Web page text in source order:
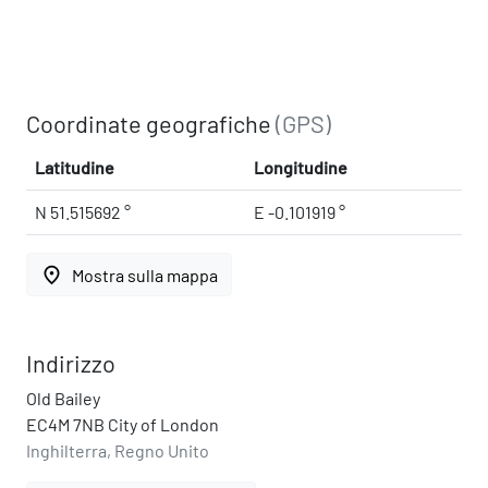
Coordinate geografiche(GPS)
Latitudine Longitudine
N 51.515692 ° E -0.101919 °
place Mostra sulla mappa
Indirizzo
Old Bailey
EC4M 7NB City of London
Inghilterra, Regno Unito